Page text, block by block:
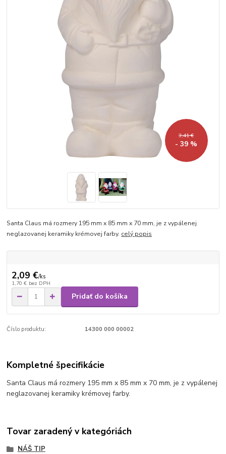
3,41 €
- 39 %
Santa Claus má rozmery 195 mm x 85 mm x 70 mm, je z vypálenej
neglazovanej keramiky krémovej farby. celý popis
2,09 €/ks
1,70 € bez DPH
Pridať do košíka
Číslo produktu: 14300 000 00002
Kompletné špecifikácie
Santa Claus má rozmery 195 mm x 85 mm x 70 mm, je z vypálenej
neglazovanej keramiky krémovej farby.
Tovar zaradený v kategóriách
NÁŠ TIP